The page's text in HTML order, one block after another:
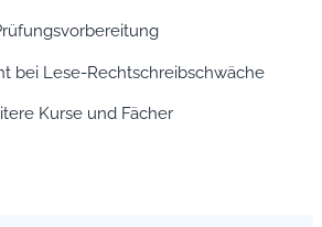
bei Lese-Rechtschreibschwäche
Kurse und Fächer